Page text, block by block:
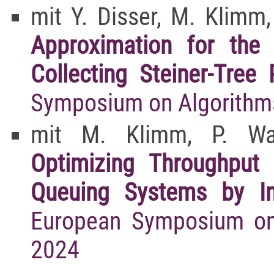
mit Y. Disser, M.
Approximation for the
Collecting Steiner-
Symposium on
mit M. Klimm, P.
Optimizing
Queuing Systems by
European Symposium
2024